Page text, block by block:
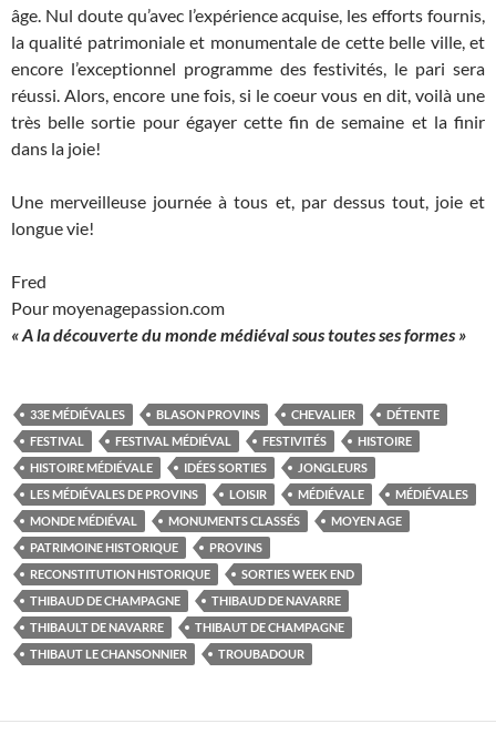
âge. Nul doute qu’avec l’expérience acquise, les efforts fournis,
la qualité patrimoniale et monumentale de cette belle ville, et
encore l’exceptionnel programme des festivités, le pari sera
réussi. Alors, encore une fois, si le coeur vous en dit, voilà une
très belle sortie pour égayer cette fin de semaine et la finir
dans la joie!
Une merveilleuse journée à tous et, par dessus tout, joie et
longue vie!
Fred
Pour moyenagepassion.com
« A la découverte du monde médiéval sous toutes ses formes »
33E MÉDIÉVALES BLASON PROVINS CHEVALIER
DÉTENTE
FESTIVAL
FESTIVAL MÉDIÉVAL FESTIVITÉS
HISTOIRE
HISTOIRE MÉDIÉVALE
IDÉES SORTIES
JONGLEURS
LES MÉDIÉVALES DE PROVINS
LOISIR MÉDIÉVALE
MÉDIÉVALES
MONDE MÉDIÉVAL
MONUMENTS CLASSÉS
MOYEN AGE
PATRIMOINE HISTORIQUE
PROVINS
RECONSTITUTION HISTORIQUE
SORTIES WEEK END
THIBAUD DE CHAMPAGNE
THIBAUD DE NAVARRE
THIBAULT DE NAVARRE
THIBAUT DE CHAMPAGNE
THIBAUT LE CHANSONNIER
TROUBADOUR